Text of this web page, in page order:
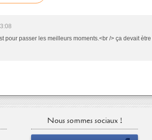
pour passer les meilleurs moments.<br /> ça devait ètre
Nous sommes sociaux !